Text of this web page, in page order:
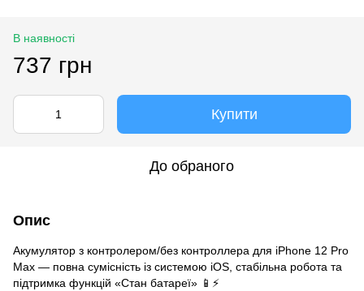
В наявності
737 грн
Купити
До обраного
Опис
Акумулятор з контролером/без контроллера для iPhone 12 Pro
Max — повна сумісність із системою iOS, стабільна робота та
підтримка функцій «Стан батареї» 📱⚡